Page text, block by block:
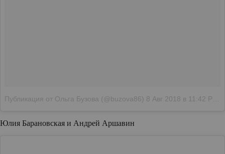
Публикация от Ольга Бузова (@buzova86) 8 Авг 2018 в 11:42 PDT
Юлия Барановская и Андрей Аршавин